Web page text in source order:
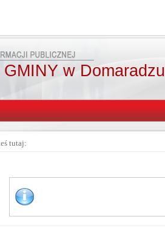
w Domaradzu
tutaj: